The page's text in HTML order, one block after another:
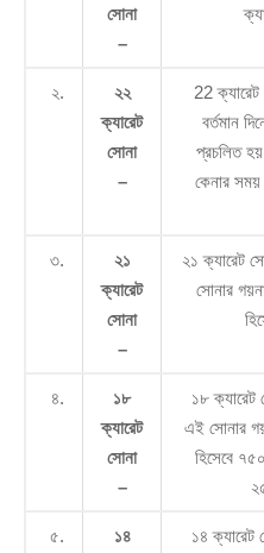
সোনা
–
২.
২২
ক্যারেট
সোনা
–
22
বর্তমান
প্রচলিত
কেনার সময়
৩.
২১
ক্যারেট
সোনা
–
২১ ক্যারেট
সোনার
৪.
১৮
ক্যারেট
সোনা
–
১৮ ক্যারেট
এই সোনার
হিসেবে
৫.
১৪
১৪ ক্যারেট